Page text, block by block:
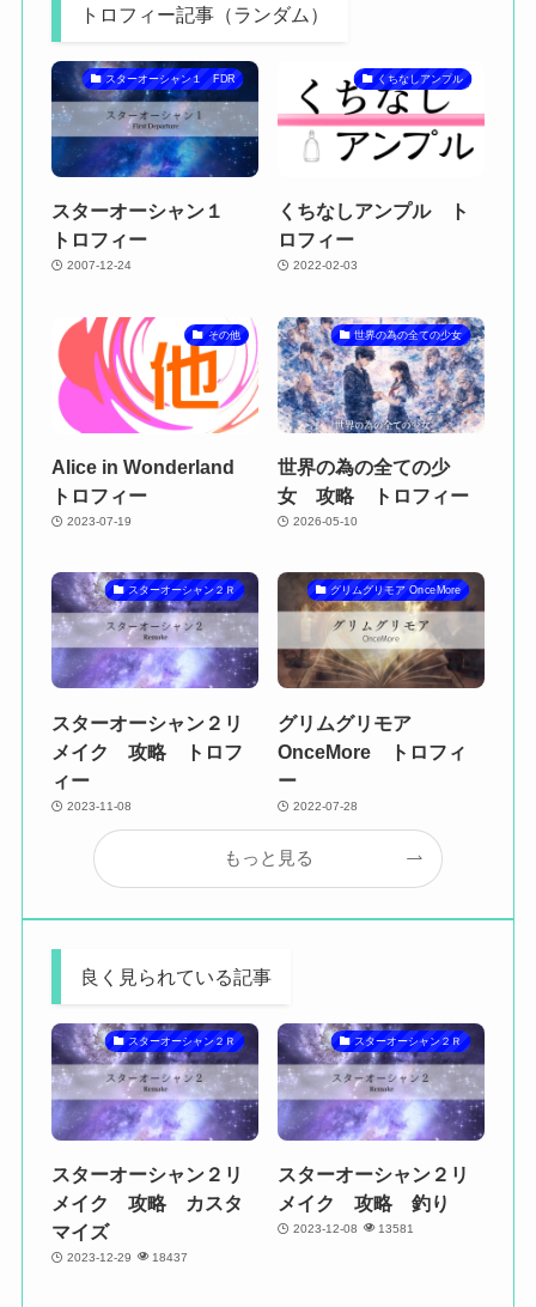
トロフィー記事（ランダム）
スターオーシャン１ FDR
スターオーシャン１
トロフィー
2007-12-24
くちなしアンプル
くちなしアンプル ト
ロフィー
2022-02-03
その他
Alice in Wonderland
トロフィー
2023-07-19
世界の為の全ての少女
世界の為の全ての少
女 攻略 トロフィー
2026-05-10
スターオーシャン２Ｒ
スターオーシャン２リ
メイク 攻略 トロフ
ィー
2023-11-08
グリムグリモア OnceMore
グリムグリモア
OnceMore トロフィ
ー
2022-07-28
もっと見る
良く見られている記事
スターオーシャン２Ｒ
スターオーシャン２リ
メイク 攻略 カスタ
マイズ
2023-12-29 18437
スターオーシャン２Ｒ
スターオーシャン２リ
メイク 攻略 釣り
2023-12-08 13581